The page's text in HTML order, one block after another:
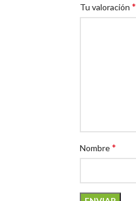
Tu valoración *
Nombre*